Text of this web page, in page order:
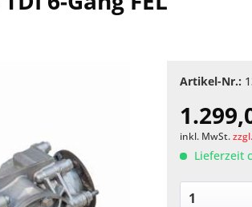
Artikel-Nr.:
inkl. MwSt.
Lieferzeit